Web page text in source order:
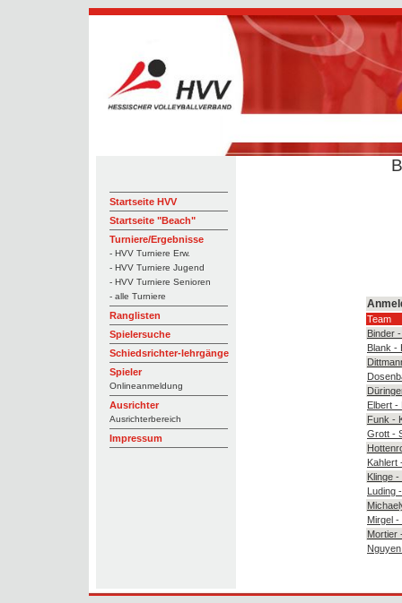
Startseite HVV
Startseite "Beach"
Turniere/Ergebnisse
- HVV Turniere Erw.
- HVV Turniere Jugend
- HVV Turniere Senioren
- alle Turniere
Ranglisten
Spielersuche
Schiedsrichter-lehrgänge
Spieler
Onlineanmeldung
Ausrichter
Ausrichterbereich
Impressum
Team
Binder
Blank -
Elbert -
Funk -
Grott -
Kahlert
Klinge
Luding
Mirgel -
Mortier